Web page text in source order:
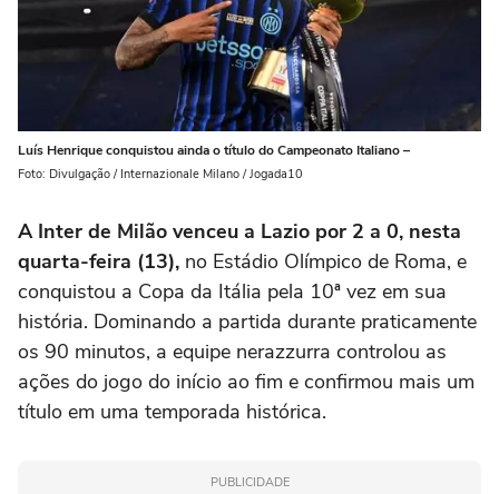
Luís Henrique conquistou ainda o título do Campeonato Italiano –
Foto: Divulgação / Internazionale Milano / Jogada10
A Inter de Milão venceu a Lazio por 2 a 0, nesta
quarta-feira (13), no Estádio Olímpico de Roma, e
conquistou a Copa da Itália pela 10ª vez em sua
história. Dominando a partida durante praticamente
os 90 minutos, a equipe nerazzurra controlou as
ações do jogo do início ao fim e confirmou mais um
título em uma temporada histórica.
PUBLICIDADE